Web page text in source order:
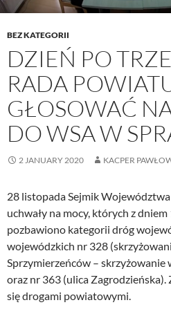
BEZ KATEGORII
DZIEŃ PO
RADA
GŁOSOWAĆ
DO WSA W
2 JANUARY 2020 KACPER
28 listopada Sejmik
uchwały na mocy, których z
pozbawiono kategorii dróg
wojewódzkich nr 328
Sprzymierzeńców – skrzyżowanie
oraz nr 363 (ulica Zagrodzieńska).
się drogami powiatowymi.